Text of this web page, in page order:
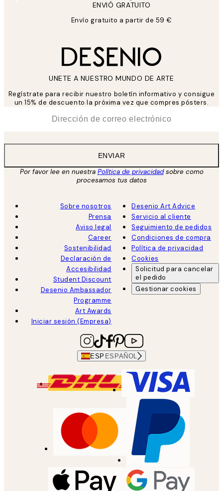
ENVIÓ GRATUITO
Envío gratuito a partir de 59 €
UNETE A NUESTRO MUNDO DE ARTE
Regístrate para recibir nuestro boletín informativo y consigue
un 15% de descuento la próxima vez que compres pósters.
ENVIAR
Por favor lee en nuestra Política de privacidadsobre como
procesamos tus datos
Sobre nosotros
Prensa
Aviso legal
Career
Sostenibilidad
Declaración de
Accesibilidad
Student Discount
Desenio Ambassador
Programme
Art Awards
Iniciar sesión (Empresa)
Desenio Art Advice
Servicio al cliente
Seguimiento de pedidos
Condiciones de compra
Política de privacidad
Cookies
Solicitud para cancelar
el pedido
Gestionar cookies
ESP ESPAÑOL